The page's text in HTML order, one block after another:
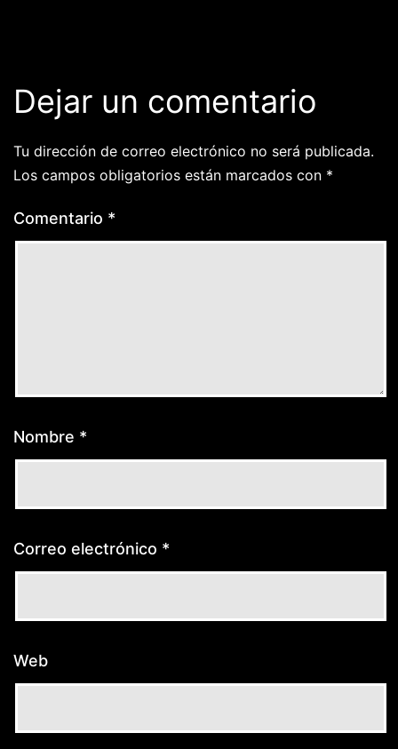
Dejar un comentario
Tu dirección de correo electrónico no será publicada.
Los campos obligatorios están marcados con *
Comentario *
Nombre *
Correo electrónico *
Web